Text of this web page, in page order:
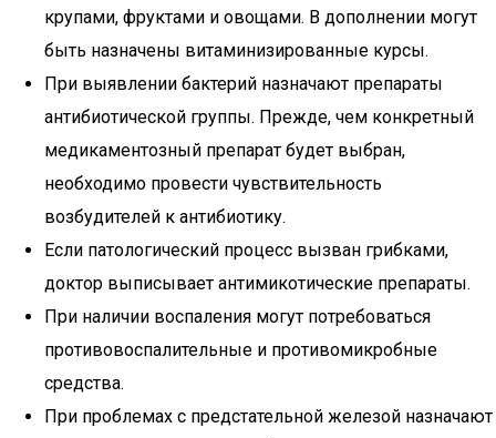
крупами, фруктами и овощами. В дополнении могут
быть назначены витаминизированные курсы.
При выявлении бактерий назначают препараты
антибиотической группы. Прежде, чем конкретный
медикаментозный препарат будет выбран,
необходимо провести чувствительность
возбудителей к антибиотику.
Если патологический процесс вызван грибками,
доктор выписывает антимикотические препараты.
При наличии воспаления могут потребоваться
противовоспалительные и противомикробные
средства.
При проблемах с предстательной железой назначают